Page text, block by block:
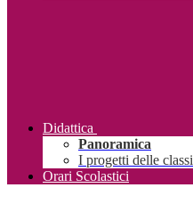
Didattica
Panoramica
I progetti delle classi
Orari Scolastici